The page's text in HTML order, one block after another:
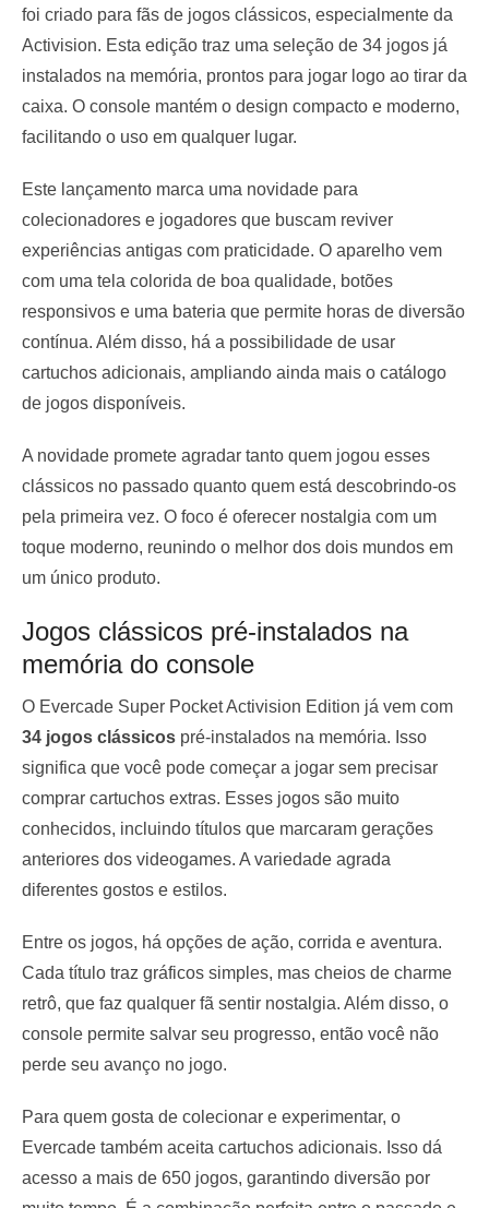
foi criado para fãs de jogos clássicos, especialmente da
Activision. Esta edição traz uma seleção de 34 jogos já
instalados na memória, prontos para jogar logo ao tirar da
caixa. O console mantém o design compacto e moderno,
facilitando o uso em qualquer lugar.
Este lançamento marca uma novidade para
colecionadores e jogadores que buscam reviver
experiências antigas com praticidade. O aparelho vem
com uma tela colorida de boa qualidade, botões
responsivos e uma bateria que permite horas de diversão
contínua. Além disso, há a possibilidade de usar
cartuchos adicionais, ampliando ainda mais o catálogo
de jogos disponíveis.
A novidade promete agradar tanto quem jogou esses
clássicos no passado quanto quem está descobrindo-os
pela primeira vez. O foco é oferecer nostalgia com um
toque moderno, reunindo o melhor dos dois mundos em
um único produto.
Jogos clássicos pré-instalados na
memória do console
O Evercade Super Pocket Activision Edition já vem com
34 jogos clássicos pré-instalados na memória. Isso
significa que você pode começar a jogar sem precisar
comprar cartuchos extras. Esses jogos são muito
conhecidos, incluindo títulos que marcaram gerações
anteriores dos videogames. A variedade agrada
diferentes gostos e estilos.
Entre os jogos, há opções de ação, corrida e aventura.
Cada título traz gráficos simples, mas cheios de charme
retrô, que faz qualquer fã sentir nostalgia. Além disso, o
console permite salvar seu progresso, então você não
perde seu avanço no jogo.
Para quem gosta de colecionar e experimentar, o
Evercade também aceita cartuchos adicionais. Isso dá
acesso a mais de 650 jogos, garantindo diversão por